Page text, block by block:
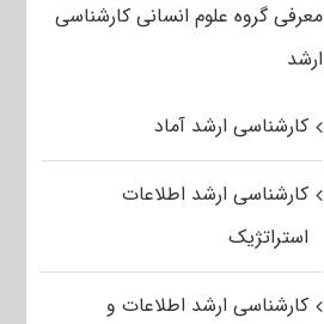
معرفی گروه علوم انسانی کارشناسی
ارشد
کارشناسی ارشد آماد
کارشناسی ارشد اطلاعات
استراتژیک
کارشناسی ارشد اطلاعات و